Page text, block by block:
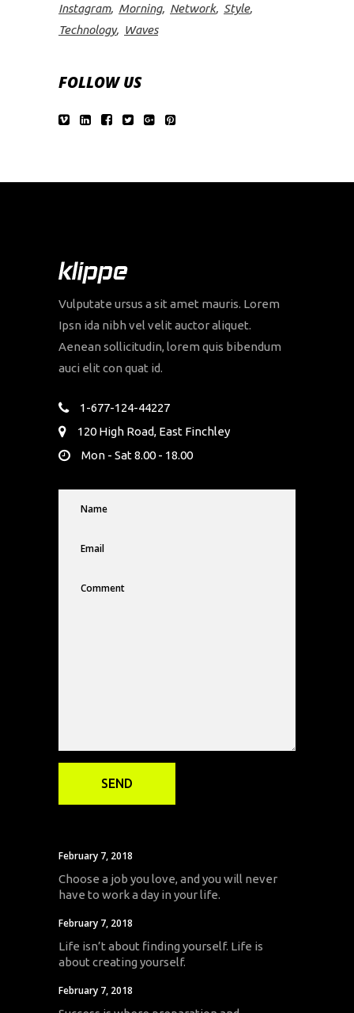
Instagram
Morning Network
Style
Technology
Waves
FOLLOW US
Vulputate ursus a sit amet mauris. Lorem
Ipsn ida nibh vel velit auctor aliquet.
Aenean sollicitudin, lorem quis bibendum
auci elit con quat id.
1-677-124-44227
120 High Road, East Finchley
Mon - Sat 8.00 - 18.00
February 7, 2018
Choose a job you love, and you will never
have to work a day in your life.
February 7, 2018
Life isn’t about finding yourself. Life is
about creating yourself.
February 7, 2018